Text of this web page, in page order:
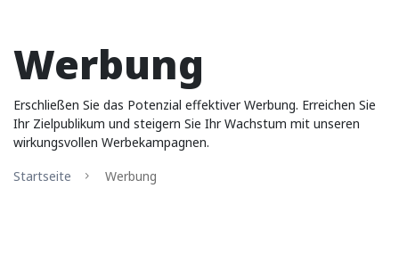
Werbung
Erschließen Sie das Potenzial effektiver Werbung. Erreichen Sie
Ihr Zielpublikum und steigern Sie Ihr Wachstum mit unseren
wirkungsvollen Werbekampagnen.
Startseite
Werbung